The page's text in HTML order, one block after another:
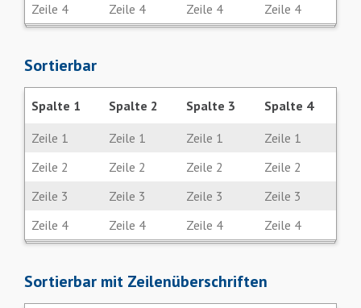
Zeile 4
Zeile 4 Zeile 4 Zeile 4
Sortierbar
Spalte 1 Spalte 2 Spalte 3
Spalte 4
Zeile 1
Zeile 1 Zeile 1
Zeile 1
Zeile 2
Zeile 2 Zeile 2
Zeile 2
Zeile 3
Zeile 3 Zeile 3
Zeile 3
Zeile 4
Zeile 4 Zeile 4 Zeile 4
Sortierbar mit Zeilenüberschriften